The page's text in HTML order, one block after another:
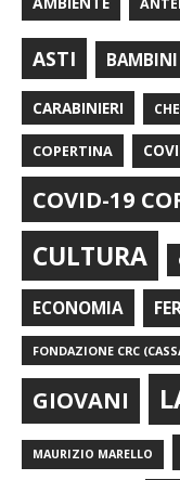
ASTI BAMBINI
CARABINIERI
COPERTINA
COVID-19
CULTURA
ECONOMIA
FONDAZIONE CRC
GIOVANI
MAURIZIO MARELLO